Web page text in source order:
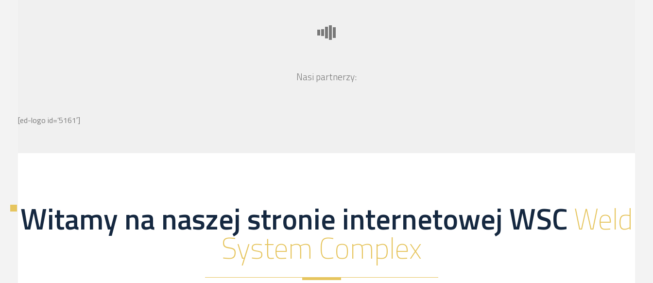
Nasi partnerzy:
[ed-logo id=’5161′]
Witamy na naszej stronie internetowej WSCWeld
System Complex